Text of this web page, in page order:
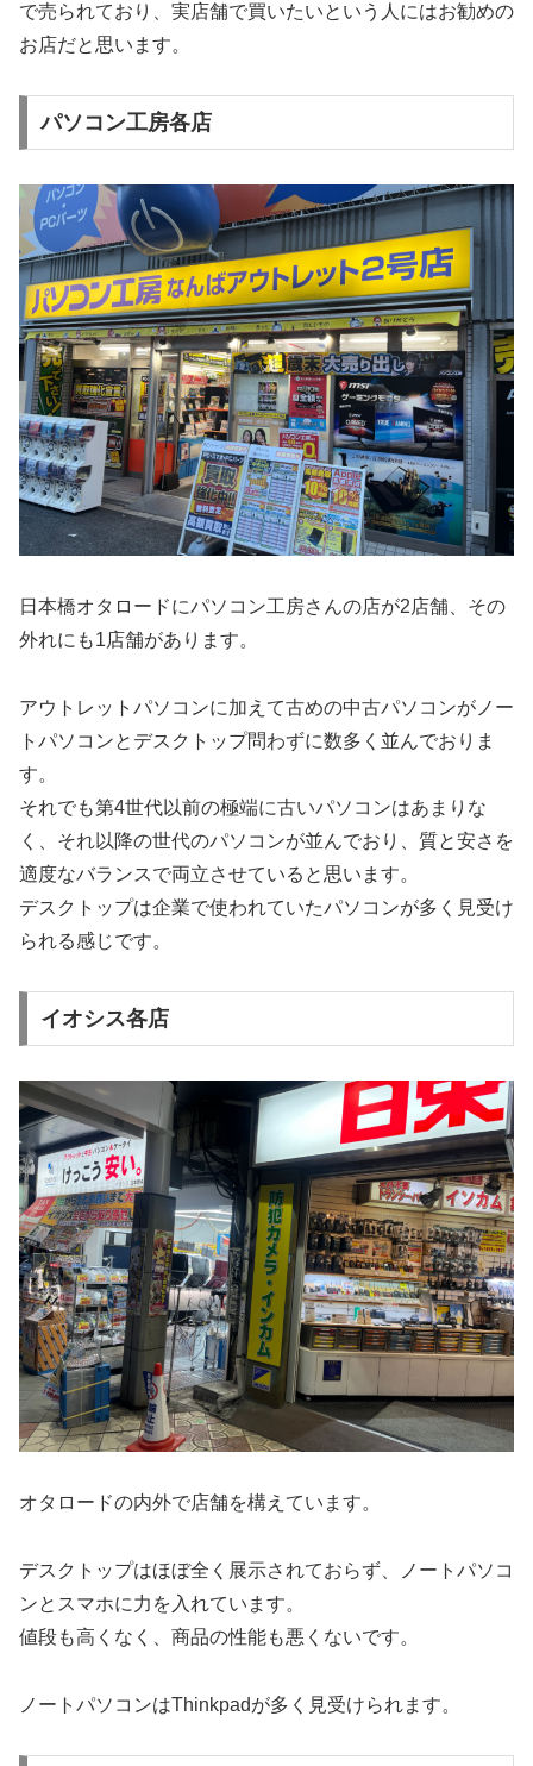
で売られており、実店舗で買いたいという人にはお勧めの
お店だと思います。
パソコン工房各店
日本橋オタロードにパソコン工房さんの店が2店舗、その
外れにも1店舗があります。
アウトレットパソコンに加えて古めの中古パソコンがノー
トパソコンとデスクトップ問わずに数多く並んでおりま
す。
それでも第4世代以前の極端に古いパソコンはあまりな
く、それ以降の世代のパソコンが並んでおり、質と安さを
適度なバランスで両立させていると思います。
デスクトップは企業で使われていたパソコンが多く見受け
られる感じです。
イオシス各店
オタロードの内外で店舗を構えています。
デスクトップはほぼ全く展示されておらず、ノートパソコ
ンとスマホに力を入れています。
値段も高くなく、商品の性能も悪くないです。
ノートパソコンはThinkpadが多く見受けられます。